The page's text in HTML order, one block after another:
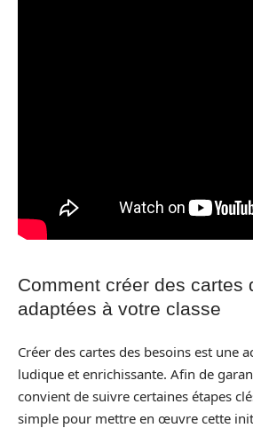
Comment créer des cartes
adaptées à votre classe
Créer des cartes des besoins est une
ludique et enrichissante. Afin de
convient de suivre certaines étapes
simple pour mettre en œuvre cette